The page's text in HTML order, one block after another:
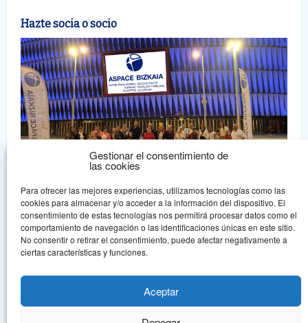
Gestionar el consentimiento de
las cookies
Para ofrecer las mejores experiencias, utilizamos tecnologías como las
cookies para almacenar y/o acceder a la información del dispositivo. El
consentimiento de estas tecnologías nos permitirá procesar datos como el
comportamiento de navegación o las identificaciones únicas en este sitio.
No consentir o retirar el consentimiento, puede afectar negativamente a
ciertas características y funciones.
Aceptar
Hazte socia o socio
Aspace Bizkaia
Aspace Bizkaia es una asociación sin ánimo de lucro declarada de
Utilidad Pública que nace en 1.978, en un intento de dar una
respuesta asociativa a la problemática de la parálisis cerebral.